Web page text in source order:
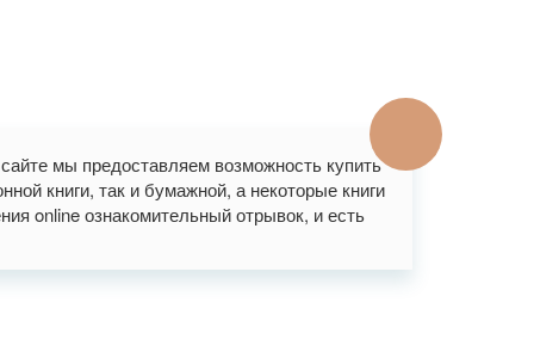
мы предоставляем возможность купить
книги, так и бумажной, а некоторые книги
online ознакомительный отрывок, и есть